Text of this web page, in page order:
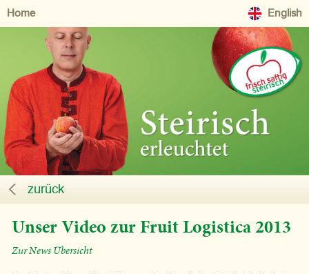
Home English
zurück
Unser Video zur Fruit Logistica 2013
Zur News Übersicht